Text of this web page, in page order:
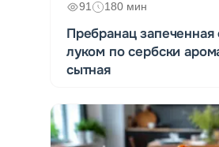
91 180 мин
Пребранац запеченная
луком по сербски
сытная